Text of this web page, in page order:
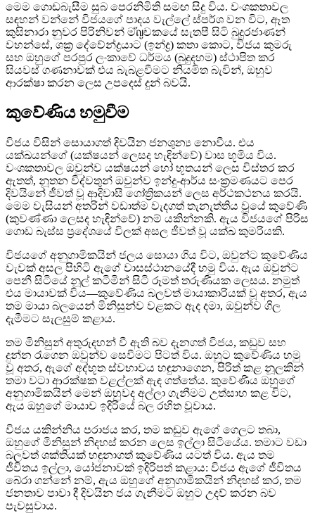
මෙම ගොඩබැසීම සුබ පෙරනිමිති සමඟ සිදු විය. වංශකතාවල
සඳහන් වන්නේ විජයගේ පාදය වැල්ලේ ස්පර්ශ වන විට, ඈත
කුසිනාරා නුවර පිරිනිවන් මัญචකයේ සැතපී සිටි බුදුරජාණන්
වහන්සේ, ශක්‍ර දේවේන්ද්‍රයාට (ඉන්ද්‍ර) කතා කොට, විජය කුමරු
සහ ඔහුගේ පරපුර ලංකාවේ ධර්මය (බුදුදහම) ස්ථාපිත කර
සියවස් ගණනාවක් එය බැබළවීමට නියමිත බැවින්, ඔහුව
ආරක්ෂා කරන ලෙස උපදෙස් දුන් බවයි.
කුවේණිය හමුවීම
විජය විසින් සොයාගත් දිවයින ජනශුන්‍ය නොවීය. එය
යක්ඛයන්ගේ (යක්ෂයන් ලෙසද හැඳින්වේ) වාස භූමිය විය.
වංශකතාවල ඔවුන්ව යක්ෂයන් හෝ භූතයන් ලෙස විස්තර කර
ඇතත්, නූතන විද්වතුන් ඔවුන්ව ඉන්දු-ආර්ය සංක්‍රමණයට පෙර
දිවයිනේ ජීවත් වූ ආදිවාසී ගෝත්‍රිකයන් ලෙස අර්ථකථනය කරයි.
මෙම වැසියන් අතරින් වඩාත්ම වැදගත් තැනැත්තිය වූයේ කුවේණි
(කුවණ්ණා ලෙසද හැඳින්වේ) නම් යකින්නකි. ඇය විජයගේ පිරිස
ගොඩ බැස්ස ප්‍රදේශයේ විලක් අසල ජීවත් වූ යක්ඛ කුමරියකි.
විජයගේ අනුගාමිකයින් ජලය සොයා ගිය විට, ඔවුන්ට කුවේණිය
වැවක් අසල පිහිටි ඇගේ වාසස්ථානයේදී හමු විය. ඇය ඔවුන්ට
පෙනී සිටියේ නූල් කටිමින් සිටි රූමත් තරුණියක ලෙසය. නමුත්
එය මායාවක් විය—කුවේණිය බලවත් මායාකාරියක් වූ අතර, ඇය
තම මායා බලයෙන් මිනිසුන්ව වළකට ඇද දමා, ඔවුන්ව ගිල
දැමීමට සැලසුම් කළාය.
තම මිනිසුන් අතුරුදහන් වී ඇති බව දැනගත් විජය, කඩුව සහ
දුන්න රැගෙන ඔවුන්ව සෙවීමට පිටත් විය. ඔහුට කුවේණිය හමු
වූ අතර, ඇගේ අද්භූත ස්වභාවය හඳුනාගෙන, පිරිත් කළ නූලකින්
තමා වටා ආරක්ෂක වළල්ලක් ඇඳ ගත්තේය. කුවේණිය ඔහුගේ
අනුගාමිකයින් මෙන් ඔහුවද අල්ලා ගැනීමට උත්සාහ කළ විට,
ඇය ඔහුගේ මායාව ඉදිරියේ බල රහිත වූවාය.
විජය යකින්නිය පරාජය කර, තම කඩුව ඇගේ ගෙලට තබා,
ඔහුගේ මිනිසුන් නිදහස් කරන ලෙස ඉල්ලා සිටියේය. තමාට වඩා
බලවත් ශක්තියක් හඳුනාගත් කුවේණිය යටත් විය. ඇය තම
ජීවිතය ඉල්ලා, යෝජනාවක් ඉදිරිපත් කළාය: විජය ඇගේ ජීවිතය
බේරා ගන්නේ නම්, ඇය ඔහුගේ අනුගාමිකයින් නිදහස් කර, තම
ජනතාව පාවා දී දිවයින ජය ගැනීමට ඔහුට උදව් කරන බව
පැවසුවාය.